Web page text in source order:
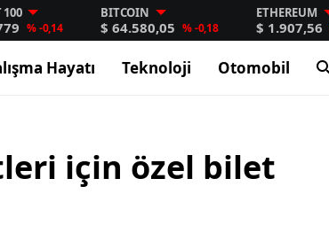
100
% -0,14
BITCOIN
$ 64.580,05 % -0,18
ETHEREUM
$ 1.907,56
Hayatı Teknoloji Otomobil
için özel bilet